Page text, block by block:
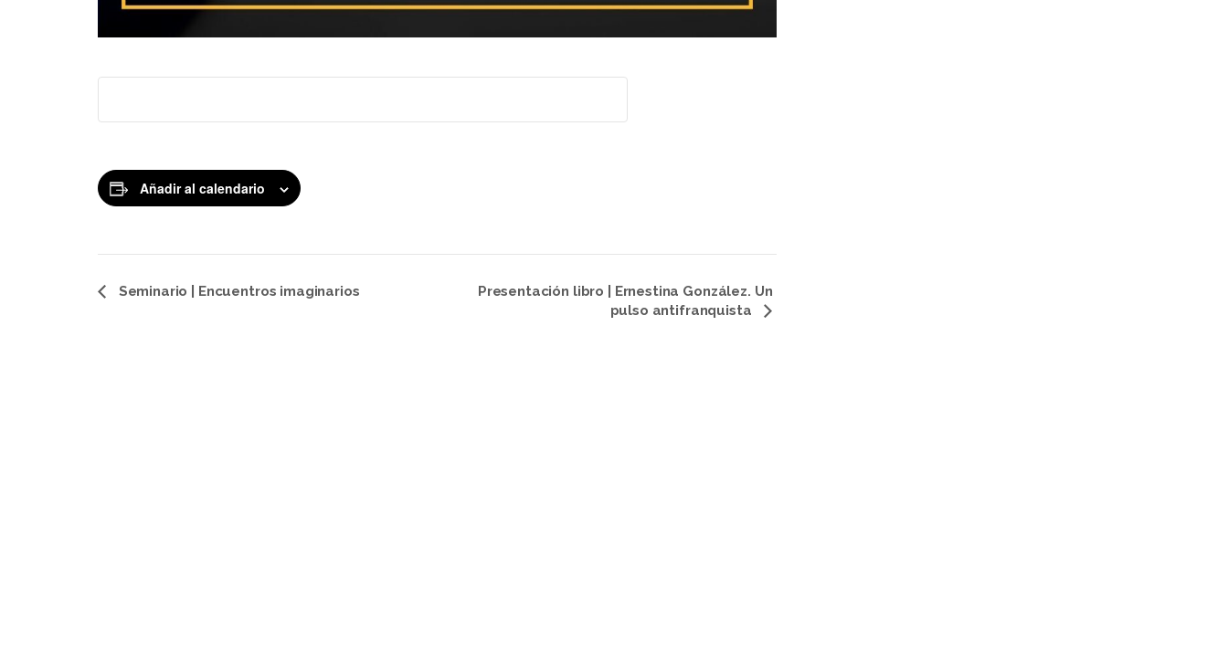
Añadir al calendario
Navegación
Seminario | Encuentros imaginarios
Presentación libro | Ernestina González. Un
pulso antifranquista